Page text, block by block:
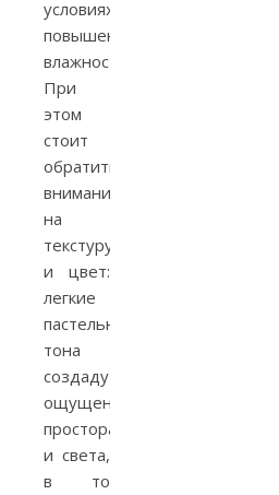
условиях
повышенной
влажности.
При
этом
стоит
обратить
внимание
на
текстуру
и цвет:
легкие
пастельные
тона
создадут
ощущение
простора
и света,
в то